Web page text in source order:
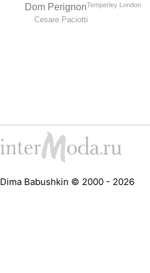
Dom Perignon
Cesare Paciotti
Temperley London
Dima Babushkin © 2000 - 2026